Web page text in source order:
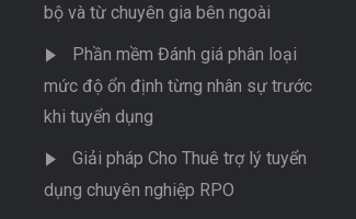
bộ và từ chuyên gia bên ngoài
Phần mềm Đánh giá phân loại
mức độ ổn định từng nhân sự trước
khi tuyển dụng
Giải pháp Cho Thuê trợ lý tuyển
dụng chuyên nghiệp RPO